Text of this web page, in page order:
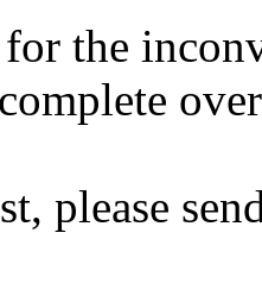
the
please